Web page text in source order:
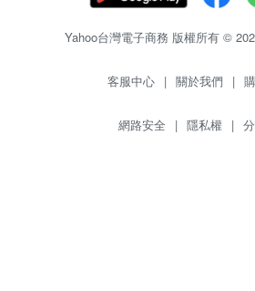
Yahoo台灣電子商務 版權所有 ©
客服中心 | 關於我們 |
網路安全 | 隱私權 |